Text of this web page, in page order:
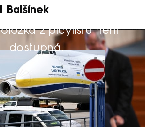
Balšínek
z playlistu není
dostupná.